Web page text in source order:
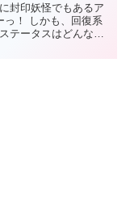
封印妖怪でもあるア
っ！ しかも、回復系
テータスはどんな感